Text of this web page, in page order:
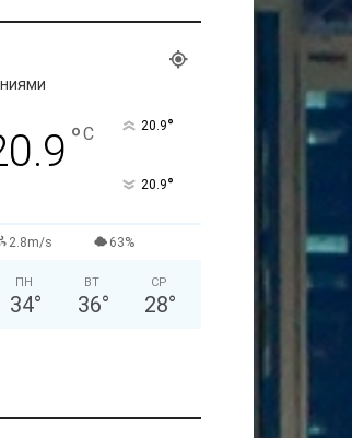
°C 20.9°
20.9°
2.8m/s 63%
ПН
34°
ВТ
36°
СР
28°